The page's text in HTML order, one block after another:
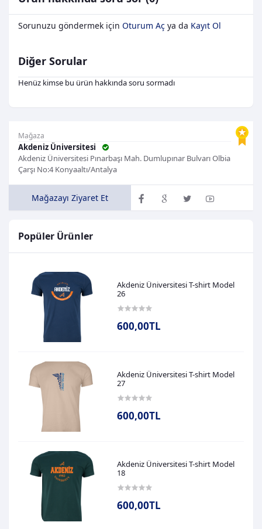
Mağaza
Akdeniz Üniversitesi
Akdeniz Üniversitesi Pınarbaşı Mah. Dumlupınar Bulvarı Olbia
Çarşı No:4 Konyaaltı/Antalya
Mağazayı Ziyaret Et
Popüler Ürünler
Akdeniz Üniversitesi T-shirt Model
26
600,00TL
Akdeniz Üniversitesi T-shirt Model
27
600,00TL
Akdeniz Üniversitesi T-shirt Model
18
600,00TL
Sorunuzu göndermek için Oturum Aç ya da Kayıt Ol
Diğer Sorular
Henüz kimse bu ürün hakkında soru sormadı